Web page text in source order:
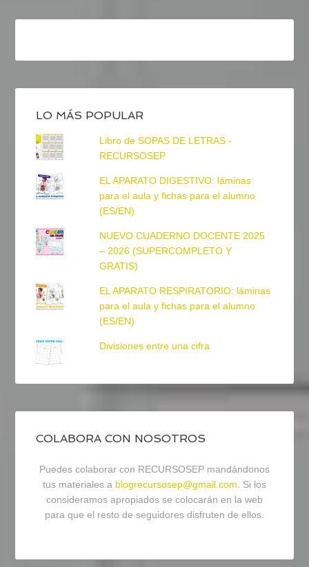
LO MÁS POPULAR
Libro de SOPAS DE LETRAS -
RECURSOSEP
EL APARATO DIGESTIVO: láminas
para el aula y fichas para el alumno
(ES/EN)
NUEVO CUADERNO DOCENTE 2025
– 2026 (SUPERCOMPLETO Y
GRATIS)
EL APARATO RESPIRATORIO: láminas
para el aula y fichas para el alumno
(ES/EN)
Divisiones entre una cifra
COLABORA CON NOSOTROS
Puedes colaborar con RECURSOSEP mandándonos
tus materiales a blogrecursosep@gmail.com . Si los
consideramos apropiados se colocarán en la web
para que el resto de seguidores disfruten de ellos.